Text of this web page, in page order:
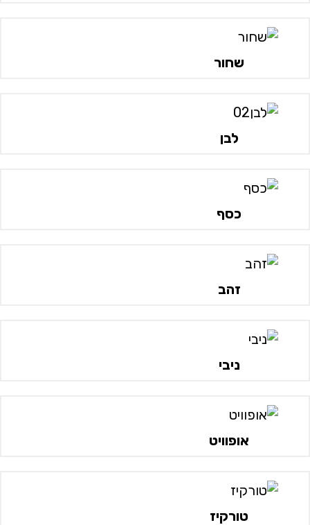
שחור
לבן
כסף
זהב
ניבי
אופוויט
טורקיז